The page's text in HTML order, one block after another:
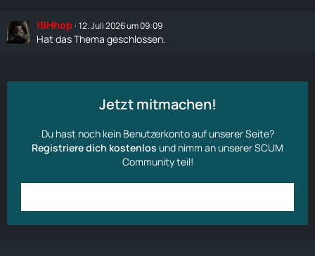
!BHhop 12. Juli 2026 um 09:09
Hat das Thema geschlossen.
Jetzt mitmachen!
Du hast noch kein Benutzerkonto auf unserer Seite?
Registriere dich kostenlos und nimm an unserer SCUM
Community teil!